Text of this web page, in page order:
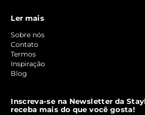
Ler mais
Sobre nós
Contato
Termos
Inspiração
Blog
Inscreva-se na Newsletter da
receba mais do que você gosta!